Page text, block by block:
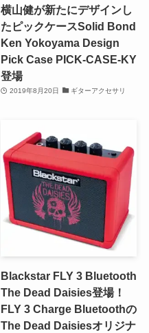
横山健が新たにデザインし
たピックケースSolid Bond
Ken Yokoyama Design
Pick Case PICK-CASE-KY
登場
2019年8月20日 ギターアクセサリ
Blackstar FLY 3 Bluetooth
The Dead Daisies登場！
FLY 3 Charge Bluetoothの
The Dead Daisiesオリジナ